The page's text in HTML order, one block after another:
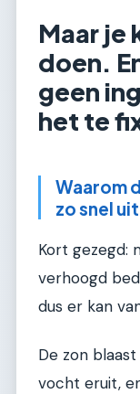
Maar je
doen.
geen
het te
Waarom
zo snel
Kort gezegd:
verhoogd
dus er kan
De zon
vocht eruit,